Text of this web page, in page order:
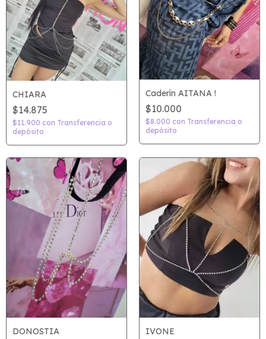
CHIARA
$14.875
$11.900 con Transferencia o
depósito
Caderín AITANA !
$10.000
$8.000 con Transferencia o
depósito
DONOSTIA IVONE